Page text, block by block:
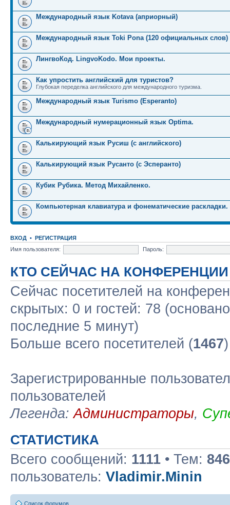
Международный язык Kotava (априорный)
Международный язык Toki Pona (120 официальных слов)
ЛингвоКод. LingvoKodo. Мои проекты.
Как упростить английский для туристов?
Глубокая переделка английского для международного туризма.
Международный язык Turismo (Esperanto)
Международный нумерационный язык Optima.
Калькирующий язык Русиш (с английского)
Калькирующий язык Русанто (с Эсперанто)
Кубик Рубика. Метод Михайленко.
Компьютерная клавиатура и фонематические раскладки.
ВХОД • РЕГИСТРАЦИЯ
Имя пользователя:
Пароль:
КТО СЕЙЧАС НА КОНФЕРЕНЦИИ
Сейчас посетителей на
скрытых: 0 и гостей: 78
последние 5 минут)
Больше всего посетителей (1467
Зарегистрированные
пользователей
Легенда:Администраторы,
СТАТИСТИКА
Всего сообщений: 1111 • Тем: 846
пользователь: Vladimir.Minin
Список форумов